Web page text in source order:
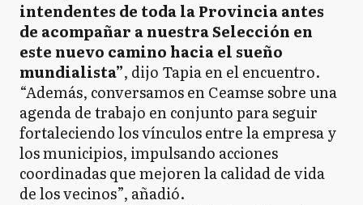
intendentes de toda la Provincia antes
de acompañar a nuestra Selección en
este nuevo camino hacia el sueño
mundialista”, dijo Tapia en el encuentro.
“Además, conversamos en Ceamse sobre una
agenda de trabajo en conjunto para seguir
fortaleciendo los vínculos entre la empresa y
los municipios, impulsando acciones
coordinadas que mejoren la calidad de vida
de los vecinos”, añadió.